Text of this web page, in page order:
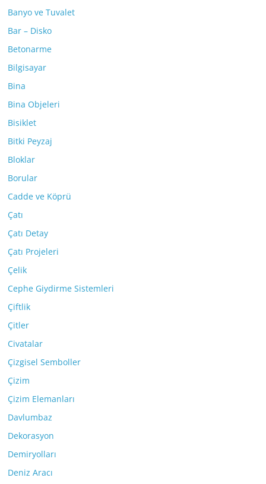
Banyo ve Tuvalet
Bar – Disko
Betonarme
Bilgisayar
Bina
Bina Objeleri
Bisiklet
Bitki Peyzaj
Bloklar
Borular
Cadde ve Köprü
Çatı
Çatı Detay
Çatı Projeleri
Çelik
Cephe Giydirme Sistemleri
Çiftlik
Çitler
Civatalar
Çizgisel Semboller
Çizim
Çizim Elemanları
Davlumbaz
Dekorasyon
Demiryolları
Deniz Aracı